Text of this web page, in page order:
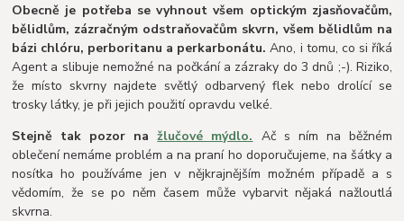
Obecně je potřeba se vyhnout všem optickým zjasňovačům,
bělidlům, zázračným odstraňovačům skvrn, všem bělidlům na
bázi chlóru, perboritanu a perkarbonátu. Ano, i tomu, co si říká
Agent a slibuje nemožné na počkání a zázraky do 3 dnů ;-). Riziko,
že místo skvrny najdete světlý odbarvený flek nebo drolící se
trosky látky, je při jejich použití opravdu velké.
Stejně tak pozor nažlučové mýdlo. Ač s ním na běžném
oblečení nemáme problém a na praní ho doporučujeme, na šátky a
nosítka ho používáme jen v nějkrajnějším možném případě a s
vědomím, že se po něm časem může vybarvit nějaká nažloutlá
skvrna.